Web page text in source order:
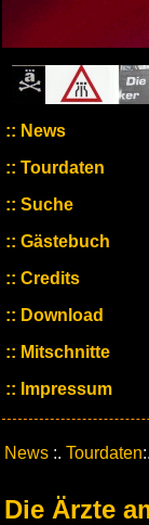
News
Tourdaten
Suche
Gästebuch
Credits
Download
Mitschnitte
Impressum
News :. Tourdaten:.
Die Ärzte